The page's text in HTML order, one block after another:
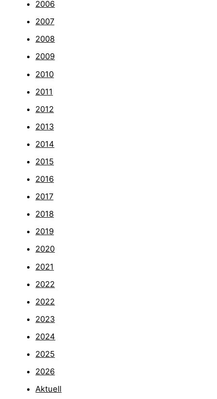
2006
2007
2008
2009
2010
2011
2012
2013
2014
2015
2016
2017
2018
2019
2020
2021
2022
2022
2023
2024
2025
2026
Aktuell